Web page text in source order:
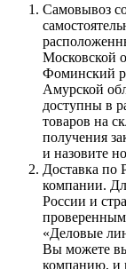
Самовывоз
Московской
Фоминский
Амурской
доступны в
товаров на
получения
и назовите
Доставка по
компании.
России и
«Деловые
Вы можете
компанию, и